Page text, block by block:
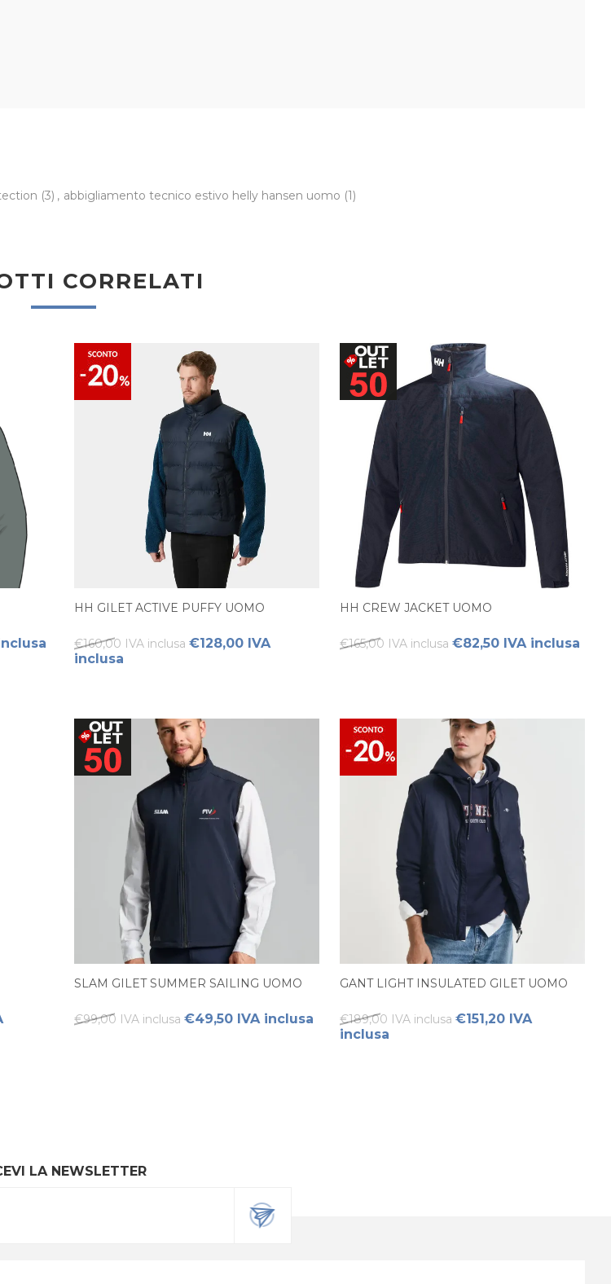
(3) , abbigliamento tecnico estivo helly hansen uomo (1)
CORRELATI
HH GILET ACTIVE PUFFY UOMO
€160,00 IVA inclusa €128,00 IVA
inclusa
HH CREW JACKET UOMO
€165,00 IVA inclusa €82,50 IVA inclusa
SLAM GILET SUMMER SAILING UOMO
€99,00 IVA inclusa €49,50 IVA inclusa
GANT LIGHT INSULATED GILET UOMO
€189,00 IVA inclusa €151,20 IVA
inclusa
LA NEWSLETTER